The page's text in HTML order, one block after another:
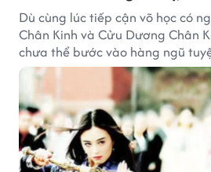
Dù cùng lúc tiếp cận võ học có
Chân Kinh và Cửu Dương Chân
chưa thể bước vào hàng ngũ